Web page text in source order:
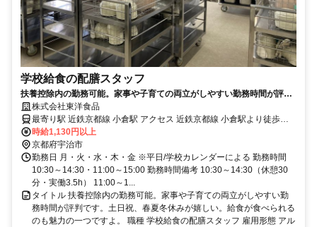
学校給食の配膳スタッフ
扶養控除内の勤務可能。家事や子育ての両立がしやすい勤務時間が評判
です。土日祝、春夏冬休みが嬉しい。給食が食べられるのも魅力の一つ
ですよ。
株式会社東洋食品
最寄り駅 近鉄京都線 小倉駅 アクセス 近鉄京都線 小倉駅より徒歩１
９分
時給1,130円以上
京都府宇治市
勤務日 月・火・水・木・金 ※平日/学校カレンダーによる 勤務時間
10:30～14:30・11:00～15:00 勤務時間備考 10:30～14:30（休憩30
分・実働3.5h） 11:00～1...
タイトル 扶養控除内の勤務可能。家事や子育ての両立がしやすい勤
務時間が評判です。土日祝、春夏冬休みが嬉しい。給食が食べられる
のも魅力の一つですよ。 職種 学校給食の配膳スタッフ 雇用形態 アル